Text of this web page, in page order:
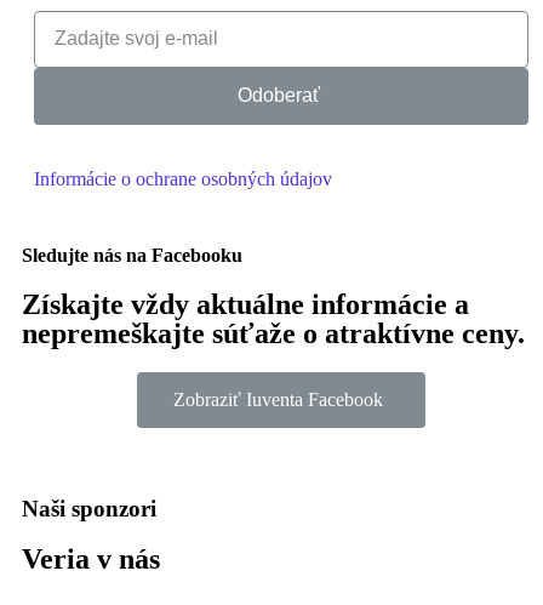
Odoberať
Informácie o ochrane osobných údajov
Sledujte nás na Facebooku
Získajte vždy aktuálne informácie a
nepremeškajte súťaže o atraktívne ceny.
Zobraziť Iuventa Facebook
Naši sponzori
Veria v nás